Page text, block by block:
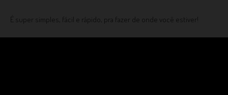
É super simples, fácil e rápido, pra fazer de onde você estiver!